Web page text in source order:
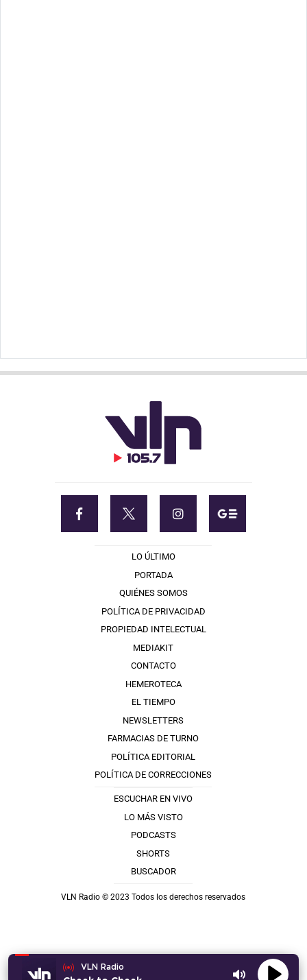
VLN Radio
LO ÚLTIMO
PORTADA
QUIÉNES SOMOS
POLÍTICA DE PRIVACIDAD
PROPIEDAD INTELECTUAL
MEDIAKIT
CONTACTO
HEMEROTECA
EL TIEMPO
NEWSLETTERS
FARMACIAS DE TURNO
POLÍTICA EDITORIAL
POLÍTICA DE CORRECCIONES
ESCUCHAR EN VIVO
LO MÁS VISTO
PODCASTS
SHORTS
BUSCADOR
VLN Radio © 2023 Todos los derechos reservados